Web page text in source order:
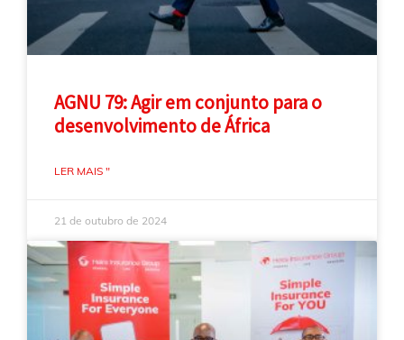
AGNU 79: Agir em conjunto para o
desenvolvimento de África
LER MAIS "
21 de outubro de 2024